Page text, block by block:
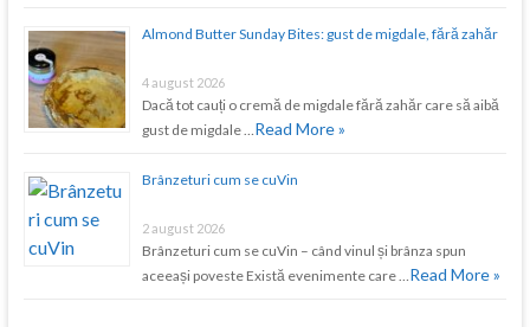
Almond Butter Sunday Bites: gust de migdale, fără zahăr
4 august 2026
Dacă tot cauți o cremă de migdale fără zahăr care să aibă
gust de migdale …Read More »
Brânzeturi cum se cuVin
2 august 2026
Brânzeturi cum se cuVin – când vinul și brânza spun
aceeași poveste Există evenimente care …Read More »